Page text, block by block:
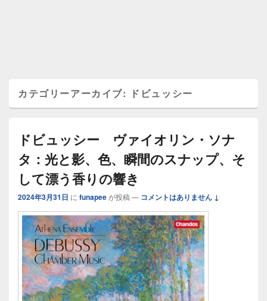
カテゴリーアーカイブ: ドビュッシー
ドビュッシー ヴァイオリン・ソナ
タ：光と影、色、瞬間のスナップ、そ
して漂う香りの響き
2024年3月31日 に funapeeが投稿 — コメントはありません ↓